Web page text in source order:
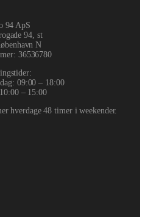
94 ApS
94, st
N
: 36536780
09:00 – 18:00
– 15:00
hverdage 48 timer i weekender.